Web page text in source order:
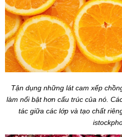
Tận dụng những lát cam xếp
làm nổi bật hơn cấu trúc của nó.
tác giữa các lớp và tạo chất